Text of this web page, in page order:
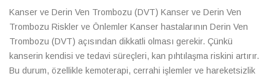
Kanser ve Derin Ven Trombozu (DVT) Kanser ve Derin Ven
Trombozu Riskler ve Önlemler Kanser hastalarının Derin Ven
Trombozu (DVT) açısından dikkatli olması gerekir. Çünkü
kanserin kendisi ve tedavi süreçleri, kan pıhtılaşma riskini artırır.
Bu durum, özellikle kemoterapi, cerrahi işlemler ve hareketsizlik